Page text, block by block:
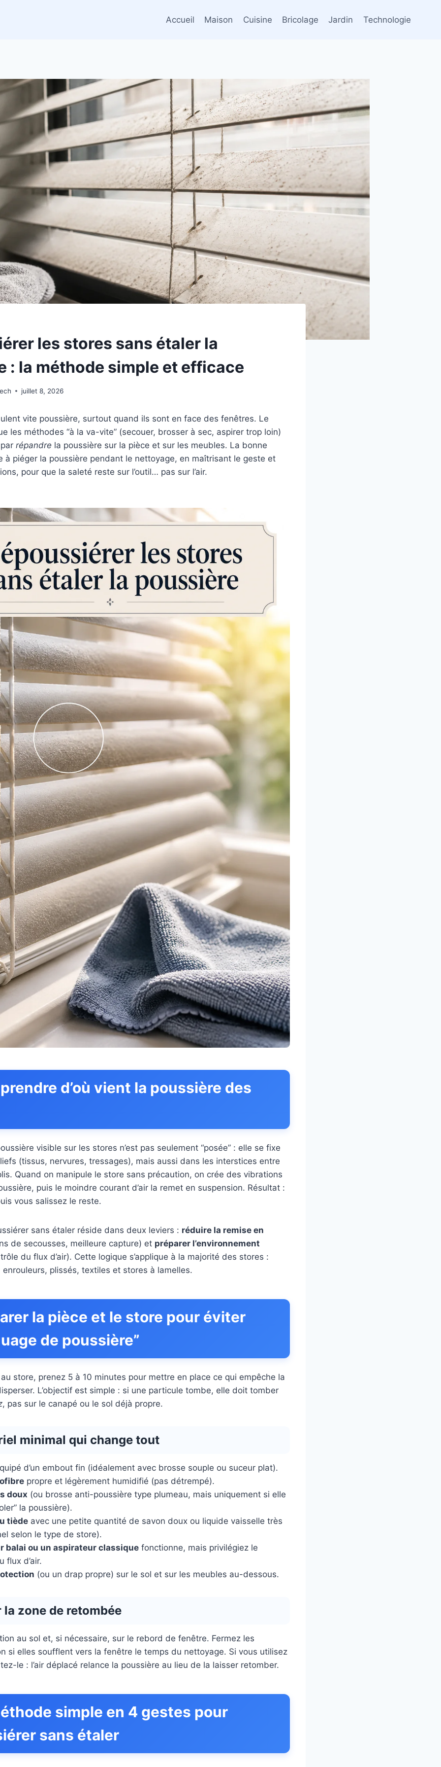
Accueil Maison Cuisine Bricolage Jardin Technologie
les stores sans étaler la
: la méthode simple et efficace
juillet 8, 2026
vite poussière, surtout quand ils sont en face des fenêtres. Le
les méthodes “à la va-vite” (secouer, brosser à sec, aspirer trop loin)
répandre la poussière sur la pièce et sur les meubles. La bonne
à piéger la poussière pendant le nettoyage, en maîtrisant le geste et
pour que la saleté reste sur l’outil… pas sur l’air.
d’où vient la poussière des
visible sur les stores n’est pas seulement “posée” : elle se fixe
(tissus, nervures, tressages), mais aussi dans les interstices entre
Quand on manipule le store sans précaution, on crée des vibrations
puis le moindre courant d’air la remet en suspension. Résultat :
vous salissez le reste.
sans étaler réside dans deux leviers : réduire la remise en
de secousses, meilleure capture) et préparer l’environnement
du flux d’air). Cette logique s’applique à la majorité des stores :
plissés, textiles et stores à lamelles.
la pièce et le store pour éviter
de poussière”
store, prenez 5 à 10 minutes pour mettre en place ce qui empêche la
L’objectif est simple : si une particule tombe, elle doit tomber
, pas sur le canapé ou le sol déjà propre.
minimal qui change tout
d’un embout fin (idéalement avec brosse souple ou suceur plat).
propre et légèrement humidifié (pas détrempé).
doux (ou brosse anti-poussière type plumeau, mais uniquement si elle
la poussière).
tiède avec une petite quantité de savon doux ou liquide vaisselle très
selon le type de store).
balai ou un aspirateur classique fonctionne, mais privilégiez le
flux d’air.
(ou un drap propre) sur le sol et sur les meubles au-dessous.
zone de retombée
au sol et, si nécessaire, sur le rebord de fenêtre. Fermez les
si elles soufflent vers la fenêtre le temps du nettoyage. Si vous utilisez
le : l’air déplacé relance la poussière au lieu de la laisser retomber.
simple en 4 gestes pour
sans étaler